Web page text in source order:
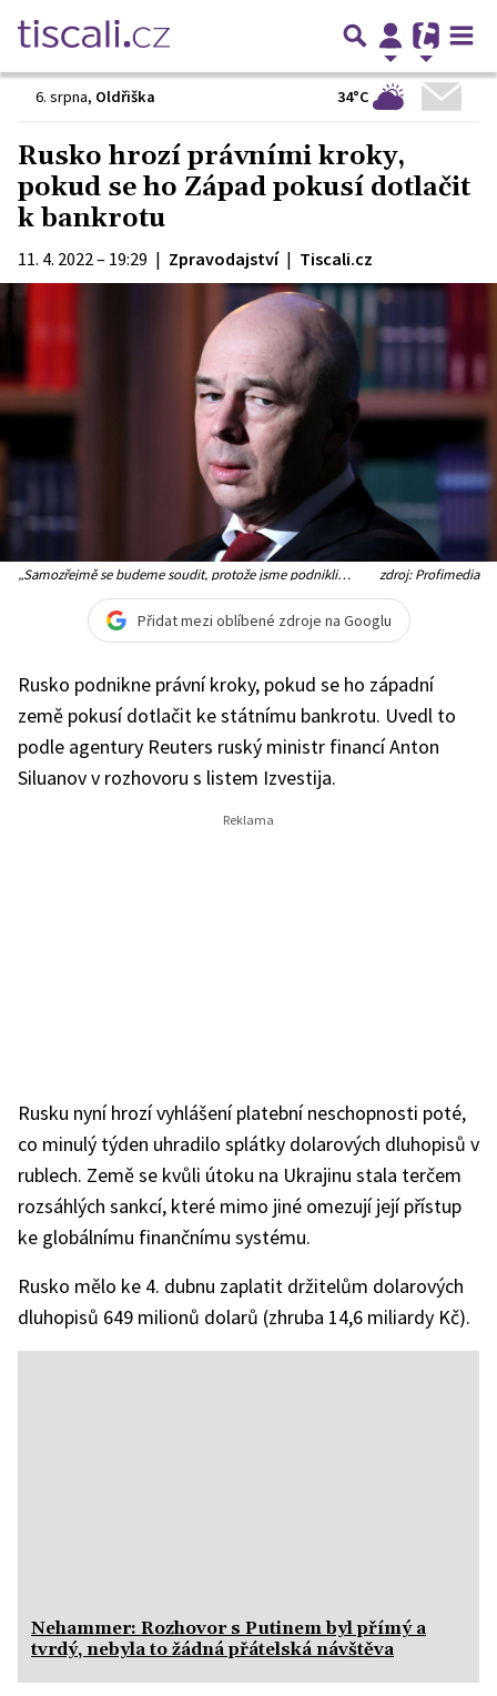
6. srpna, Oldřiška 34°C
Rusko hrozí právními kroky,
pokud se ho Západ pokusí dotlačit
k bankrotu
11. 4. 2022 – 19:29 | Zpravodajství | Tiscali.cz
„Samozřejmě se budeme soudit, protože jsme podnikli
platby,“ uvedl ruský ministr financí Siluanov
zdroj: Profimedia
Přidat mezi oblíbené zdroje na Googlu
Rusko podnikne právní kroky, pokud se ho západní
země pokusí dotlačit ke státnímu bankrotu. Uvedl to
podle agentury Reuters ruský ministr financí Anton
Siluanov v rozhovoru s listem Izvestija.
Rusku nyní hrozí vyhlášení platební neschopnosti poté,
co minulý týden uhradilo splátky dolarových dluhopisů v
rublech. Země se kvůli útoku na Ukrajinu stala terčem
rozsáhlých sankcí, které mimo jiné omezují její přístup
ke globálnímu finančnímu systému.
Rusko mělo ke 4. dubnu zaplatit držitelům dolarových
dluhopisů 649 milionů dolarů (zhruba 14,6 miliardy Kč).
Nehammer: Rozhovor s Putinem byl přímý a
tvrdý, nebyla to žádná přátelská návštěva